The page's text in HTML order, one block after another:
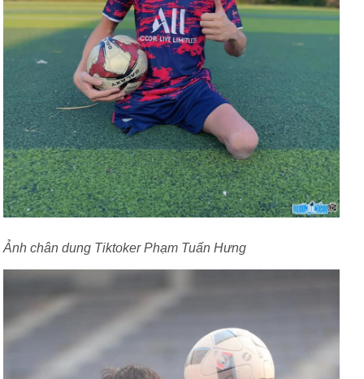
Ảnh chân dung Tiktoker Phạm Tuấn Hưng